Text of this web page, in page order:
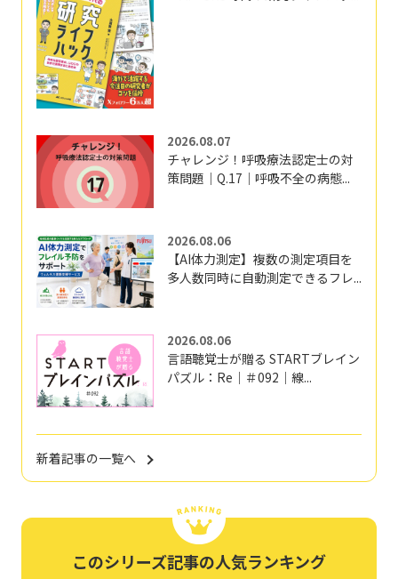
2026.08.07
チャレンジ！呼吸療法認定士の対
策問題｜Q.17｜呼吸不全の病態...
2026.08.06
【AI体力測定】複数の測定項目を
多人数同時に自動測定できるフレ...
2026.08.06
言語聴覚士が贈る STARTブレイン
パズル：Re｜＃092｜線...
新着記事の一覧へ
このシリーズ記事の人気ランキング